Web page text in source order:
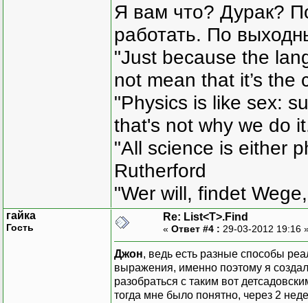
Я вам что? Дурак?
работать. По
"Just because the
not mean that it’s the
"Physics is like sex:
that's not why we do
"All science is either
Rutherford
"Wer will, findet
гайка
Гость
Re: List<T>.Find
« Ответ #4 : 29-03-2012 19:16
Джон, ведь есть разные способы
выражения, именно поэтому я
разобраться с таким вот
тогда мне было понятно, через 2